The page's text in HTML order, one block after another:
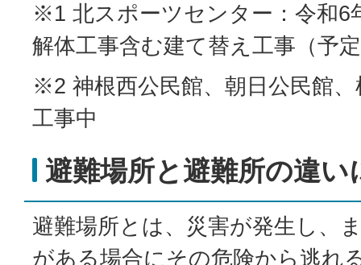
※1 北スポーツセンター：令和6
解体工事含む建て替え工事（予
※2 神根西公民館、朝日公民館
工事中
避難場所と避難所の違い
避難場所とは、災害が発生し、
がある場合にその危険から逃れ